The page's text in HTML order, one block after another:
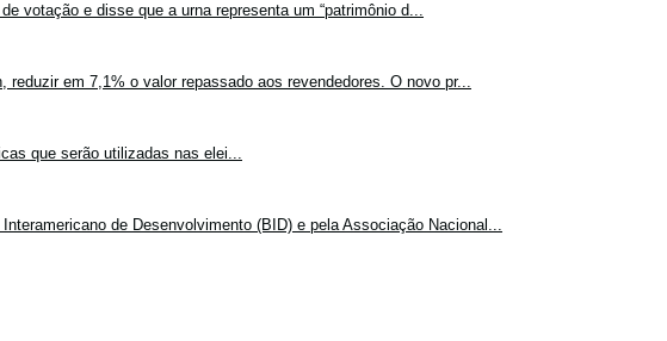
votação e disse que a urna representa um “patrimônio d...
em 7,1% o valor repassado aos revendedores. O novo pr...
que serão utilizadas nas elei...
de Desenvolvimento (BID) e pela Associação Nacional...